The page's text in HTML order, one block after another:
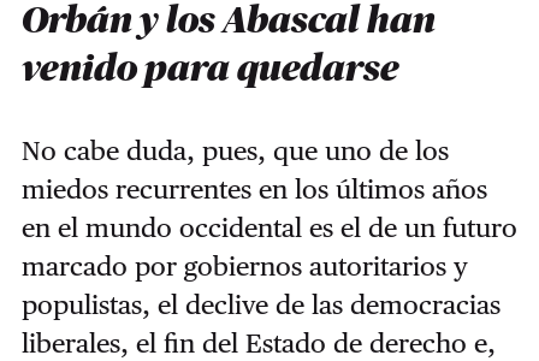
Orbán y los Abascal han
venido para quedarse
No cabe duda, pues, que uno de los
miedos recurrentes en los últimos años
en el mundo occidental es el de un futuro
marcado por gobiernos autoritarios y
populistas, el declive de las democracias
liberales, el fin del Estado de derecho e,